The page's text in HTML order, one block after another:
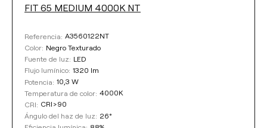
FIT 65 MEDIUM 4000K NT
Referencia: A3560122NT
Color: Negro Texturado
Fuente de luz: LED
Flujo lumínico: 1320 lm
Potencia: 10,3 W
Temperatura de color: 4000K
CRI: CRI>90
Ángulo del haz de luz: 26°